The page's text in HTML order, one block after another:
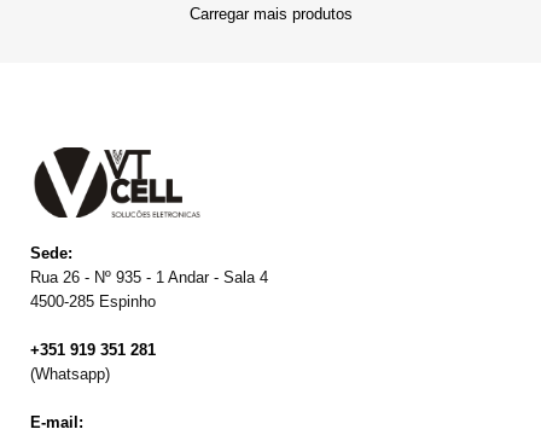
Carregar mais produtos
Sede:
Rua 26 - Nº 935 - 1 Andar - Sala 4
4500-285 Espinho
+351 919 351 281
(Whatsapp)
E-mail: